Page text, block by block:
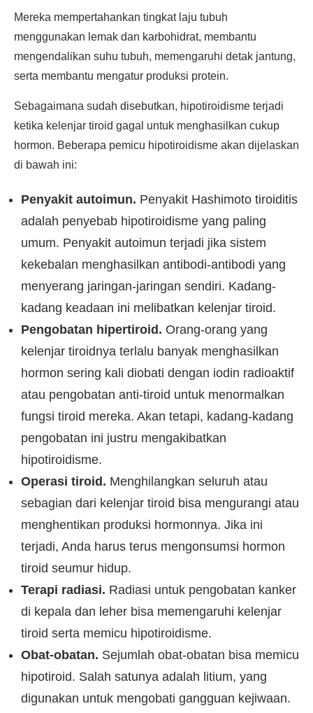
Mereka mempertahankan tingkat laju tubuh
menggunakan lemak dan karbohidrat, membantu
mengendalikan suhu tubuh, memengaruhi detak jantung,
serta membantu mengatur produksi protein.
Sebagaimana sudah disebutkan, hipotiroidisme terjadi
ketika kelenjar tiroid gagal untuk menghasilkan cukup
hormon. Beberapa pemicu hipotiroidisme akan dijelaskan
di bawah ini:
Penyakit autoimun. Penyakit Hashimoto tiroiditis
adalah penyebab hipotiroidisme yang paling
umum. Penyakit autoimun terjadi jika sistem
kekebalan menghasilkan antibodi-antibodi yang
menyerang jaringan-jaringan sendiri. Kadang-
kadang keadaan ini melibatkan kelenjar tiroid.
Pengobatan hipertiroid. Orang-orang yang
kelenjar tiroidnya terlalu banyak menghasilkan
hormon sering kali diobati dengan iodin radioaktif
atau pengobatan anti-tiroid untuk menormalkan
fungsi tiroid mereka. Akan tetapi, kadang-kadang
pengobatan ini justru mengakibatkan
hipotiroidisme.
Operasi tiroid. Menghilangkan seluruh atau
sebagian dari kelenjar tiroid bisa mengurangi atau
menghentikan produksi hormonnya. Jika ini
terjadi, Anda harus terus mengonsumsi hormon
tiroid seumur hidup.
Terapi radiasi. Radiasi untuk pengobatan kanker
di kepala dan leher bisa memengaruhi kelenjar
tiroid serta memicu hipotiroidisme.
Obat-obatan. Sejumlah obat-obatan bisa memicu
hipotiroid. Salah satunya adalah litium, yang
digunakan untuk mengobati gangguan kejiwaan.